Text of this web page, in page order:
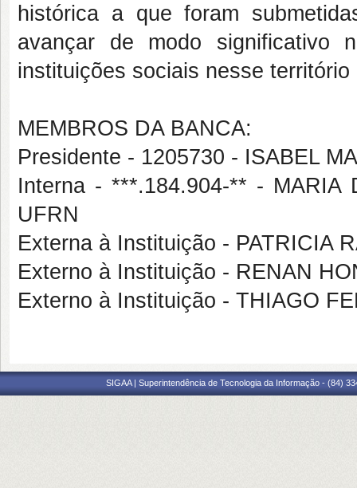
histórica a que foram
avançar de modo significativo
instituições sociais nesse
MEMBROS DA BANCA:
Presidente - 1205730 - ISABEL
Interna - ***.184.904-** - MARIA
UFRN
Externa à Instituição - PATRICIA
Externo à Instituição - RENAN
Externo à Instituição - THIAGO
SIGAA | Superintendência de Tecnologia da Informação - (84)